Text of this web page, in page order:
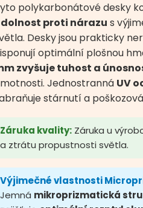
polykarbonátové desky
proti nárazu s
Desky jsou prakticky
optimální plošnou
zvyšuje tuhost a
Jednostranná UV
stárnutí a
Záruka kvality: Záruka u
a ztrátu propustnosti světla.
Výjimečné vlastnosti
Jemná mikroprizmatická